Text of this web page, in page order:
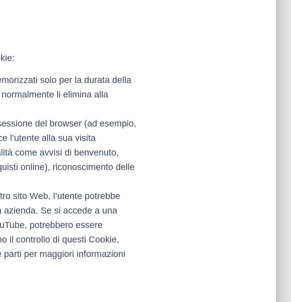
solo per la durata della
li elimina alla
del browser (ad esempio,
l’utente alla sua visita
come avvisi di benvenuto,
online), riconoscimento delle
sito Web, l’utente potrebbe
Se si accede a una
potrebbero essere
il controllo di questi Cookie,
per maggiori informazioni